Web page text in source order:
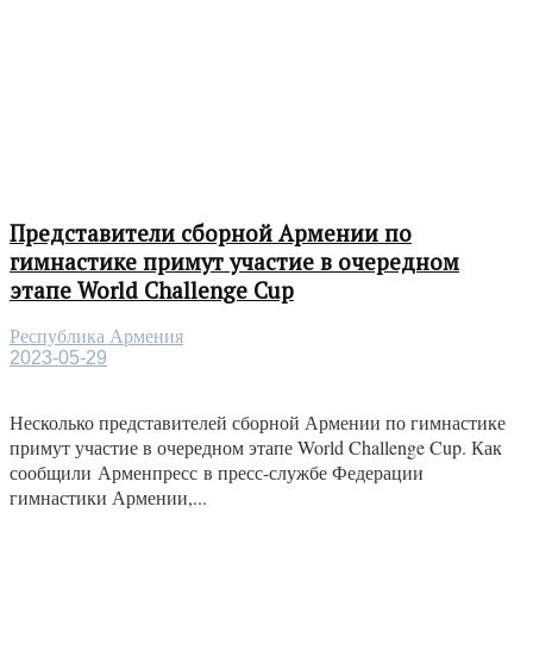
Представители сборной Армении по
гимнастике примут участие в очередном
этапе World Challenge Cup
Республика Армения
2023-05-29
Несколько представителей сборной Армении по гимнастике
примут участие в очередном этапе World Challenge Cup. Как
сообщили Арменпресс в пресс-службе Федерации
гимнастики Армении,...